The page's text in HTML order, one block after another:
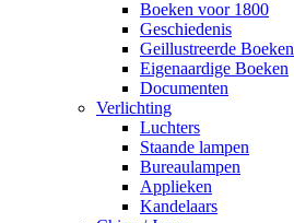
Boeken voor 1800
Geschiedenis
Geillustreerde Boeken
Eigenaardige Boeken
Documenten
Verlichting
Luchters
Staande lampen
Bureaulampen
Applieken
Kandelaars